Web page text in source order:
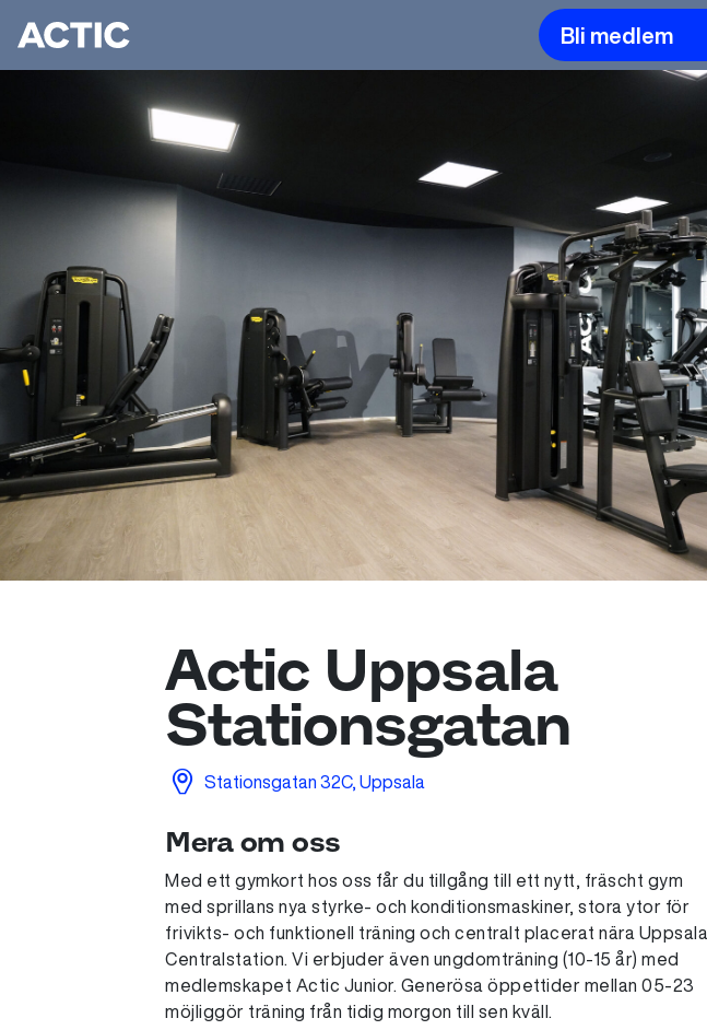
Bli medlem
Actic Uppsala
Stationsgatan
Stationsgatan 32C, Uppsala
Mera om oss
Med ett gymkort hos oss får du tillgång till ett nytt, fräscht gym
med sprillans nya styrke- och konditionsmaskiner, stora ytor för
frivikts- och funktionell träning och centralt placerat nära Uppsala
Centralstation. Vi erbjuder även ungdomträning (10-15 år) med
medlemskapet Actic Junior. Generösa öppettider mellan 05-23
möjliggör träning från tidig morgon till sen kväll.